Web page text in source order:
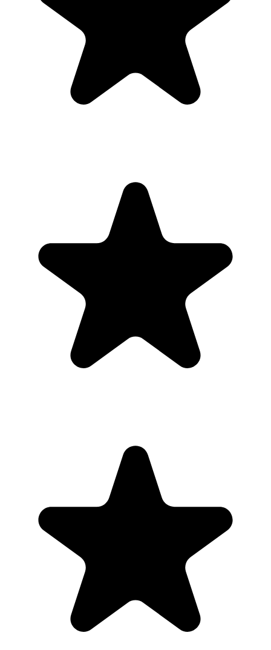
"Always have 101 things to do and this helps me organize and
prioritize like no other app can. It syncs to my phone and laptop, and
when I add dates to tasks, they automatically integrate into my
Google Calendar, which is immensely convenient. I can look at my
daily, weekly, and monthly overview in Google Calendar and
clearly see how much I was able to accomplish! Great tool indeed.
Excited to see how it will evolve over time."